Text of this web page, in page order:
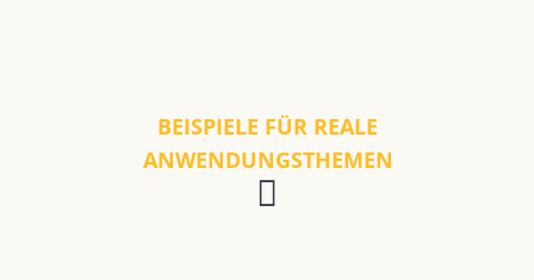
BEISPIELE FÜR REALE
ANWENDUNGSTHEMEN